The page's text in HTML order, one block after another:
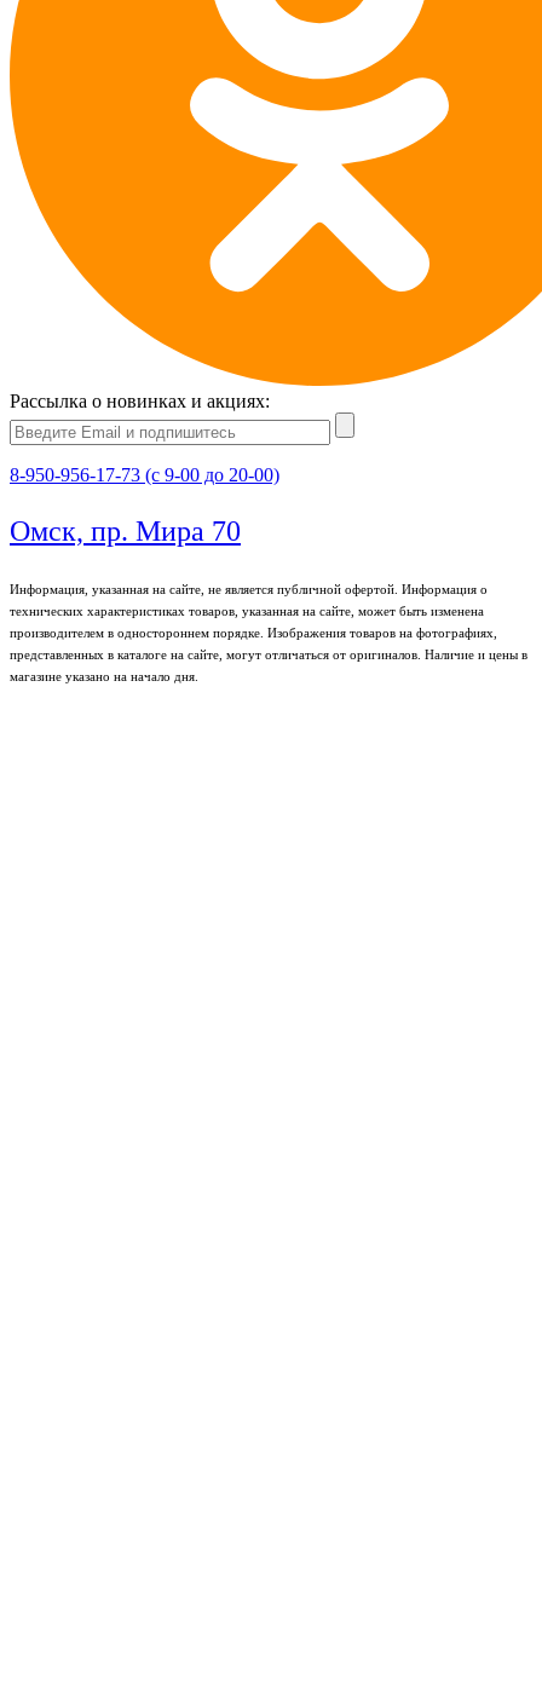
Рассылка о новинках и акциях:
8-950-956-17-73 (с 9-00 до 20-00)
Омск, пр. Мира 70
Информация, указанная на сайте, не является публичной офертой. Информация о
технических характеристиках товаров, указанная на сайте, может быть изменена
производителем в одностороннем порядке. Изображения товаров на фотографиях,
представленных в каталоге на сайте, могут отличаться от оригиналов. Наличие и цены в
магазине указано на начало дня.